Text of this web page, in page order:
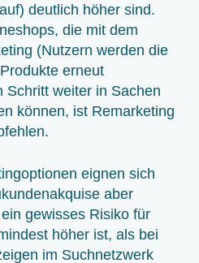
deutlich höher sind.
die mit dem
(Nutzern werden die
erneut
Schritt weiter in Sachen
können, ist Remarketing
eignen sich
aber
gewisses Risiko für
höher ist, als bei
im Suchnetzwerk